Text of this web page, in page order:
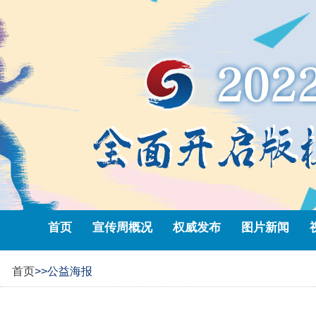
首页 宣传周概况 权威发布 图片新闻
首页>>公益海报